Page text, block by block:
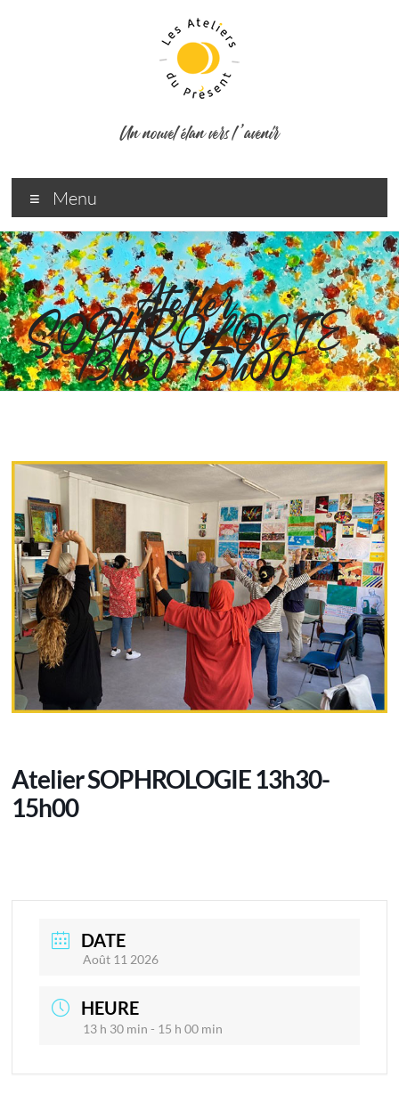
Un nouvel élan vers l ’avenir
Menu
Atelier
SOPHROLOGIE
13h30-15h00
Atelier SOPHROLOGIE 13h30-
15h00
DATE
Août 11 2026
HEURE
13 h 30 min - 15 h 00 min